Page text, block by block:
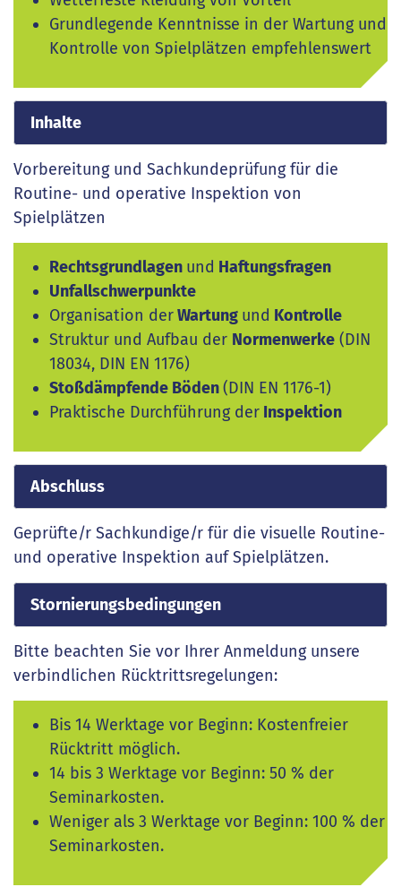
Grundlegende Kenntnisse in der Wartung und
Kontrolle von Spielplätzen empfehlenswert
Inhalte
Vorbereitung und Sachkundeprüfung für die
Routine- und operative Inspektion von
Spielplätzen
Rechtsgrundlagen und Haftungsfragen
Unfallschwerpunkte
Organisation derWartung und Kontrolle
Struktur und Aufbau der Normenwerke (DIN
18034, DIN EN 1176)
Stoßdämpfende Böden(DIN EN 1176-1)
Praktische Durchführung der Inspektion
Abschluss
Geprüfte/r Sachkundige/r für die visuelle Routine-
und operative Inspektion auf Spielplätzen.
Stornierungsbedingungen
Bitte beachten Sie vor Ihrer Anmeldung unsere
verbindlichen Rücktrittsregelungen:
Bis 14 Werktage vor Beginn: Kostenfreier
Rücktritt möglich.
14 bis 3 Werktage vor Beginn: 50 % der
Seminarkosten.
Weniger als 3 Werktage vor Beginn: 100 % der
Seminarkosten.